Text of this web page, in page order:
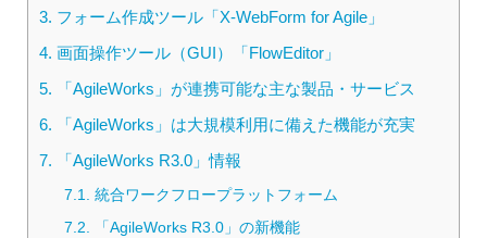
3. フォーム作成ツール「X-WebForm for Agile」
4. 画面操作ツール（GUI）「FlowEditor」
5. 「AgileWorks」が連携可能な主な製品・サービス
6. 「AgileWorks」は大規模利用に備えた機能が充実
7. 「AgileWorks R3.0」情報
7.1. 統合ワークフロープラットフォーム
7.2. 「AgileWorks R3.0」の新機能